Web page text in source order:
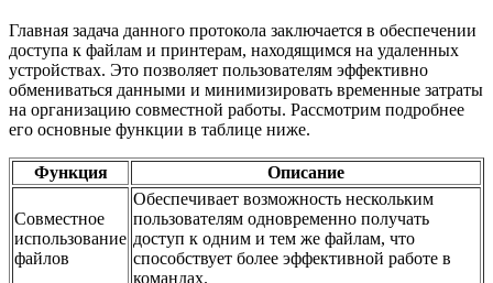
Главная задача данного протокола заключается в обеспечении
доступа к файлам и принтерам, находящимся на удаленных
устройствах. Это позволяет пользователям эффективно
обмениваться данными и минимизировать временные затраты
на организацию совместной работы. Рассмотрим подробнее
его основные функции в таблице ниже.
Функция Описание
Совместное
использование
файлов
Обеспечивает возможность нескольким
пользователям одновременно получать
доступ к одним и тем же файлам, что
способствует более эффективной работе в
командах.